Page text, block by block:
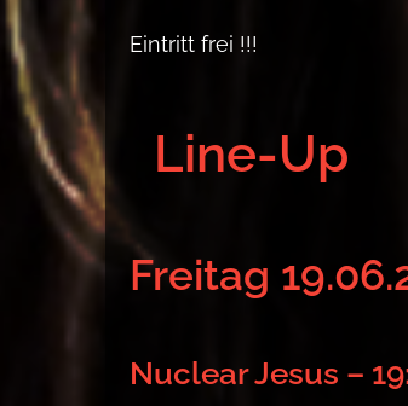
Eintritt frei !!!
Line-Up
Freitag
Nuclear Jesus –